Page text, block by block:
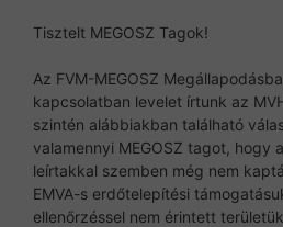
Tisztelt MEGOSZ Tagok!
Az FVM-MEGOSZ
kapcsolatban levelet írtunk az
szintén alábbiakban található
valamennyi MEGOSZ tagot, hogy
leírtakkal szemben még nem
EMVA-s erdőtelepítési
ellenőrzéssel nem érintett